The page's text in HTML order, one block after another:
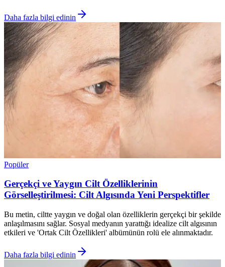
Daha fazla bilgi edinin
Popüler
Gerçekçi ve Yaygın Cilt Özelliklerinin
Görselleştirilmesi: Cilt Algısında Yeni Perspektifler
Bu metin, ciltte yaygın ve doğal olan özelliklerin gerçekçi bir şekilde
anlaşılmasını sağlar. Sosyal medyanın yarattığı idealize cilt algısının
etkileri ve 'Ortak Cilt Özellikleri' albümünün rolü ele alınmaktadır.
Daha fazla bilgi edinin